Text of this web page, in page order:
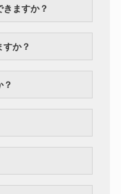
きますか？
すか？
？